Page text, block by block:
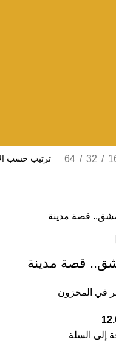
32
64
قصة مدينة
في المخزون
إلى السلة